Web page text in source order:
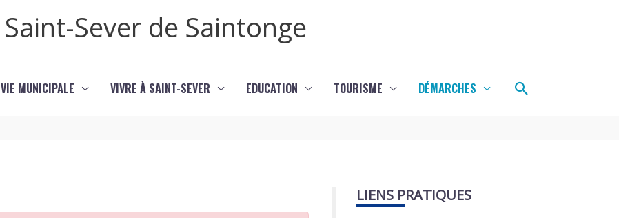
Saint-Sever de Saintonge
VIE MUNICIPALE VIVRE À SAINT-SEVER EDUCATION TOURISME DÉMARCHES Rechercher
LIENS PRATIQUES